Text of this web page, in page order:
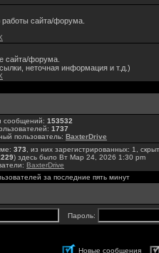
сайта/форума.
сайта/форума.
неточная информация и т.д.)
сообщений: 153532
1737
пользователь: BaxterDrive
373 , из них зарегистрированных: 1,
) здесь было Вт Мар 24, 2026 1:30 pm
BaxterDrive
за последние пять минут
Пароль:
Новые сообщения